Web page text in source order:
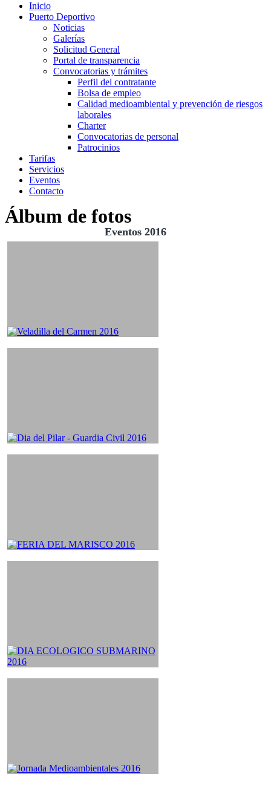
Inicio
Puerto Deportivo
Noticias
Galerías
Solicitud General
Portal de transparencia
Convocatorias y trámites
Perfil del contratante
Bolsa de empleo
Calidad medioambiental y prevención de riesgos
laborales
Charter
Convocatorias de personal
Patrocinios
Tarifas
Servicios
Eventos
Contacto
Álbum de fotos
Eventos 2016